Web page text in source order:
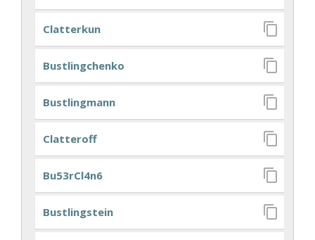
Clatterkun
Bustlingchenko
Bustlingmann
Clatteroff
Bu53rCl4n6
Bustlingstein